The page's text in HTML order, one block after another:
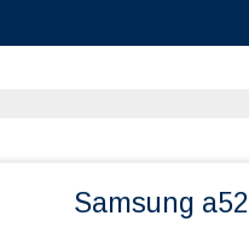
Samsung